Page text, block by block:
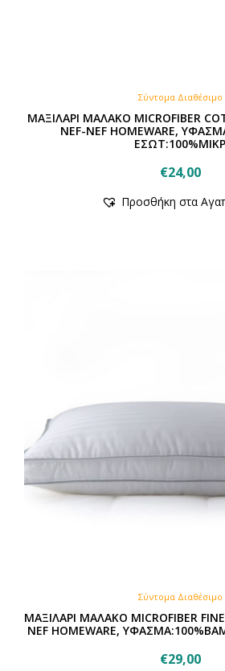
Σύντομα Διαθέσιμο
ΜΑΞΙΛΑΡΙ ΜΑΛΑΚΟ MICROFIBER
NEF-NEF HOMEWARE,
ΕΣΩΤ:100%ΜΙΚΡ
€24,00
Προσθήκη στα
Σύντομα Διαθέσιμο
ΜΑΞΙΛΑΡΙ ΜΑΛΑΚΟ MICROFIBER
NEF HOMEWARE,
€29,00